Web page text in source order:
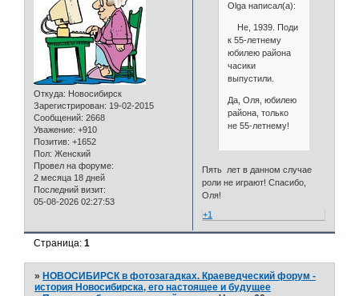
Откуда: Новосибирск
Зарегистрирован: 19-02-2015
Сообщений: 2668
Уважение: +910
Позитив: +1652
Пол: Женский
Провел на форуме:
2 месяца 18 дней
Последний визит:
05-08-2026 02:27:53
Olga написал(а):
Не, 1939. Поди
к 55-летнему
юбилею района
часики
выпустили.
Да, Оля, юбилею
района, только
не 55-летнему!
Пять лет в данном случае
роли не играют! Спасибо,
Оля!